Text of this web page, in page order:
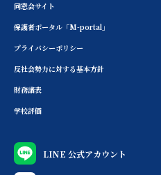
同窓会サイト
保護者ポータル「M-portal」
プライバシーポリシー
反社会勢力に対する基本方針
財務諸表
学校評価
LINE 公式アカウント